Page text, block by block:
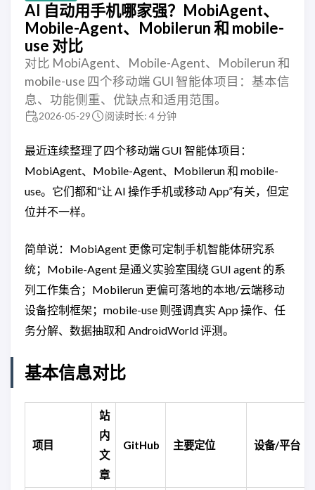
AI 自动用手机哪家强？MobiAgent、
Mobile-Agent、Mobilerun 和 mobile-
use 对比
对比 MobiAgent、Mobile-Agent、Mobilerun 和
mobile-use 四个移动端 GUI 智能体项目：基本信
息、功能侧重、优缺点和适用范围。
2026-05-29 阅读时长: 4 分钟
最近连续整理了四个移动端 GUI 智能体项目：
MobiAgent、Mobile-Agent、Mobilerun 和 mobile-
use。它们都和“让 AI 操作手机或移动 App”有关，但定
位并不一样。
简单说：MobiAgent 更像可定制手机智能体研究系
统；Mobile-Agent 是通义实验室围绕 GUI agent 的系
列工作集合；Mobilerun 更偏可落地的本地/云端移动
设备控制框架；mobile-use 则强调真实 App 操作、任
务分解、数据抽取和 AndroidWorld 评测。
基本信息对比
项目
站
内
文
章
GitHub 主要定位 设备/平台